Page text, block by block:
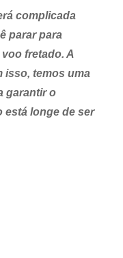
complicada
parar para
fretado. A
isso, temos uma
garantir o
está longe de ser